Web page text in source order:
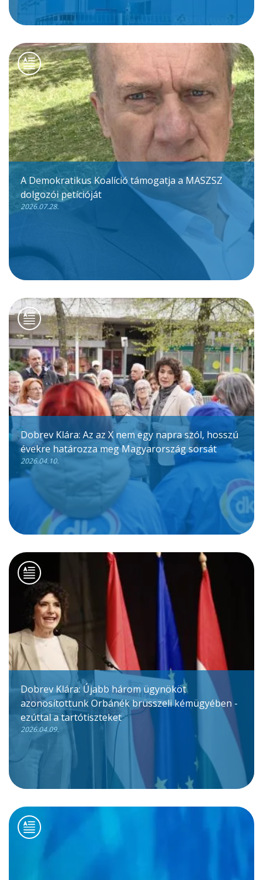
A Demokratikus Koalíció támogatja a MASZSZ
dolgozói petícióját
2026.07.28.
Dobrev Klára: Az az X nem egy napra szól, hosszú
évekre határozza meg Magyarország sorsát
2026.04.10.
Dobrev Klára: Újabb három ügynököt
azonosítottunk Orbánék brüsszeli kémügyében -
ezúttal a tartótiszteket
2026.04.09.